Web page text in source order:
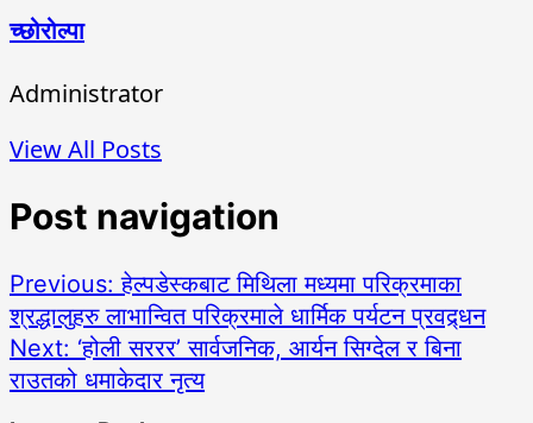
च्छोरोल्पा
Administrator
View All Posts
Post navigation
Previous:हेल्पडेस्कबाट मिथिला मध्यमा परिक्रमाका
श्रद्धालुहरु लाभान्वित परिक्रमाले धार्मिक पर्यटन प्रवद्र्धन
Next: ‘होली सररर’ सार्वजनिक, आर्यन सिग्देल र बिना
राउतको धमाकेदार नृत्य